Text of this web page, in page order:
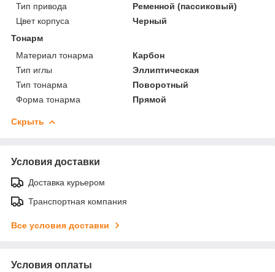
Тип привода
Ременной (пассиковый)
Цвет корпуса
Черный
Тонарм
Материал тонарма
Карбон
Тип иглы
Эллиптическая
Тип тонарма
Поворотный
Форма тонарма
Прямой
Скрыть
Условия доставки
Доставка курьером
Транспортная компания
Все условия доставки
Условия оплаты